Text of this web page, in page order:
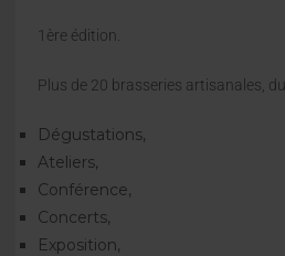
1ère édition.
Plus de 20 brasseries artisanales, du
Dégustations,
Ateliers,
Conférence,
Concerts,
Exposition,